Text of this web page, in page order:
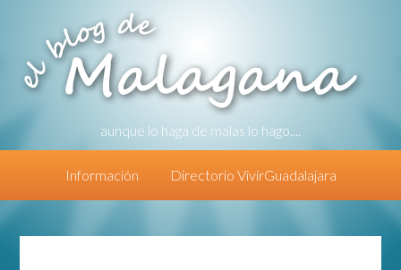
aunque lo haga de malas lo hago....
Información Directorio VivirGuadalajara